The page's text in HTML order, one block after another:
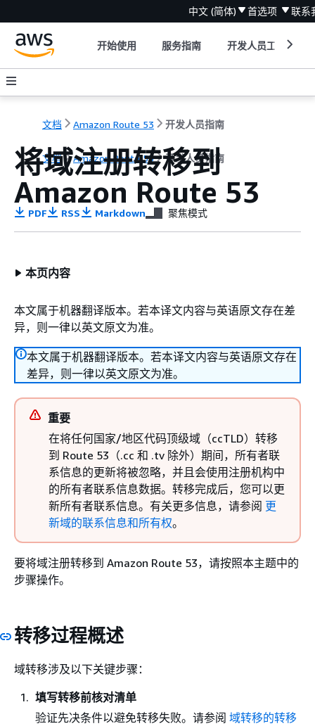
中文 (简体) 首选项 联系
开始使用 服务指南 开发人员工具
文档 Amazon Route 53 开发人员指南
文档 Amazon Route 53 开发人员指南
将域注册转移到
Amazon Route 53
PDF RSS Markdown 聚焦模式
本页内容
本文属于机器翻译版本。若本译文内容与英语原文存在差
异，则一律以英文原文为准。
本文属于机器翻译版本。若本译文内容与英语原文存在
差异，则一律以英文原文为准。
重要
在将任何国家/地区代码顶级域（ccTLD）转移
到 Route 53（.cc 和 .tv 除外）期间，所有者联
系信息的更新将被忽略，并且会使用注册机构中
的所有者联系信息数据。转移完成后，您可以更
新所有者联系信息。有关更多信息，请参阅 更
新域的联系信息和所有权。
要将域注册转移到 Amazon Route 53，请按照本主题中的
步骤操作。
转移过程概述
域转移涉及以下关键步骤：
填写转移前核对清单
验证先决条件以避免转移失败。请参阅 域转移的转移